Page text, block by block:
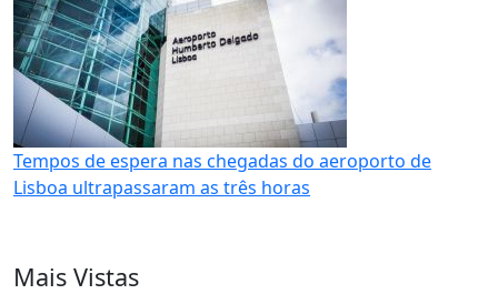
Tempos de espera nas chegadas do aeroporto de
Lisboa ultrapassaram as três horas
Mais Vistas